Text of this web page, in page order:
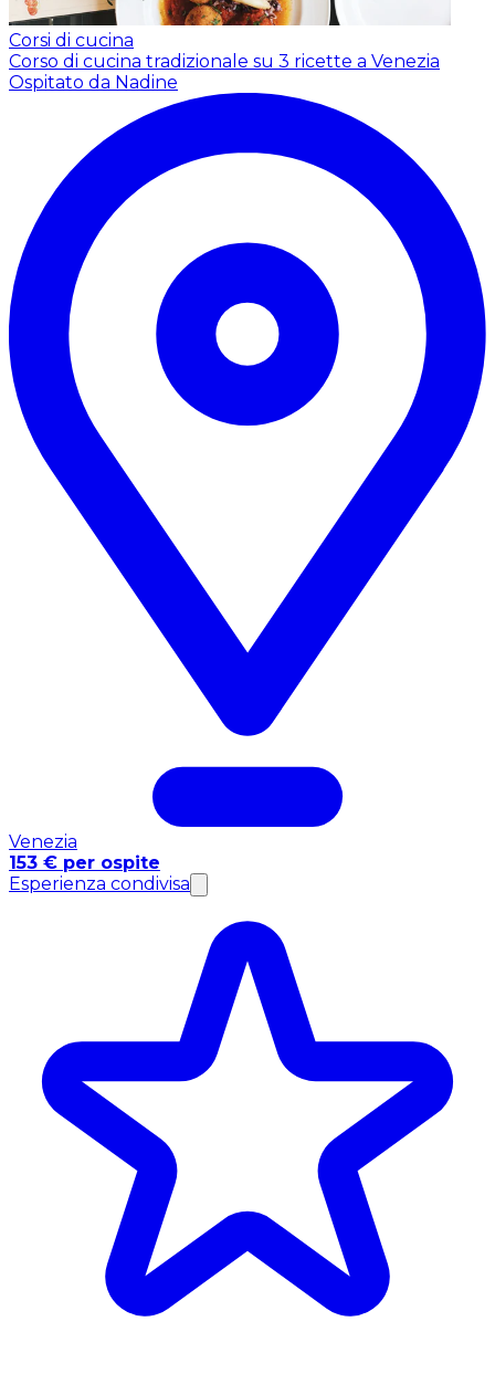
Corsi di cucina
Corso di cucina tradizionale su 3 ricette a Venezia
Ospitato da Nadine
Venezia
153 € per ospite
Esperienza condivisa